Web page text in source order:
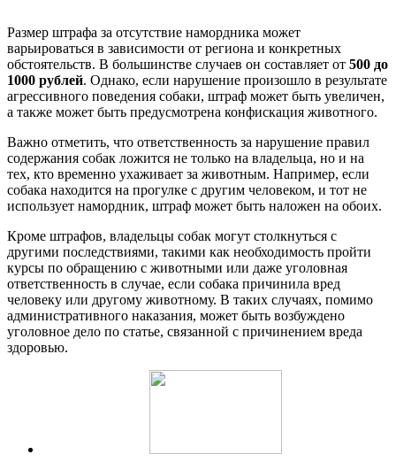
Размер штрафа за отсутствие намордника может
варьироваться в зависимости от региона и конкретных
обстоятельств. В большинстве случаев он составляет от 500 до
1000 рублей. Однако, если нарушение произошло в результате
агрессивного поведения собаки, штраф может быть увеличен,
а также может быть предусмотрена конфискация животного.
Важно отметить, что ответственность за нарушение правил
содержания собак ложится не только на владельца, но и на
тех, кто временно ухаживает за животным. Например, если
собака находится на прогулке с другим человеком, и тот не
использует намордник, штраф может быть наложен на обоих.
Кроме штрафов, владельцы собак могут столкнуться с
другими последствиями, такими как необходимость пройти
курсы по обращению с животными или даже уголовная
ответственность в случае, если собака причинила вред
человеку или другому животному. В таких случаях, помимо
административного наказания, может быть возбуждено
уголовное дело по статье, связанной с причинением вреда
здоровью.